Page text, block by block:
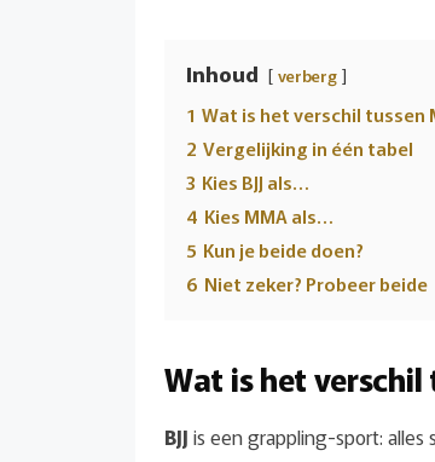
Inhoud verberg
1 Wat is het verschil tussen
2 Vergelijking in één tabel
3 Kies BJJ als…
4 Kies MMA als…
5 Kun je beide doen?
6 Niet zeker? Probeer beide
Wat is het verschil
BJJ is een grappling-sport: